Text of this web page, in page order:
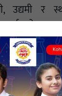
उद्यमी र
चर्चित हास्य
‘सुन्तली’,
बाल
थिए ।